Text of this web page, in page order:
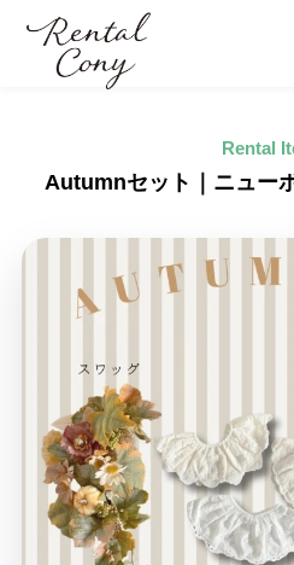
ITEM
レンタル
CONYに
TOP
アイテ
レンタル
CONYに
CONY
よくあ
CONY
Rental
Autumnセット｜ニュー